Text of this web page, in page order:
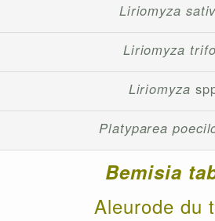
Liriomyza
Liriomyza
Liriomyza
Platyparea
Bemisia
Aleurode du